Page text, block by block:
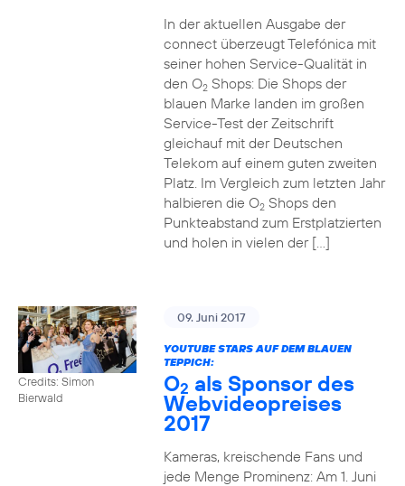
In der aktuellen Ausgabe der
connect überzeugt Telefónica mit
seiner hohen Service-Qualität in
den O2Shops: Die Shops der
blauen Marke landen im großen
Service-Test der Zeitschrift
gleichauf mit der Deutschen
Telekom auf einem guten zweiten
Platz. Im Vergleich zum letzten Jahr
halbieren die O2Shops den
Punkteabstand zum Erstplatzierten
und holen in vielen der […]
Credits: Simon
Bierwald
09. Juni 2017
YOUTUBE STARS AUF DEM BLAUEN
TEPPICH:
O2 als Sponsor des
Webvideopreises
2017
Kameras, kreischende Fans und
jede Menge Prominenz: Am 1. Juni